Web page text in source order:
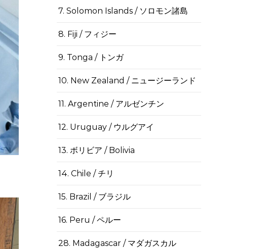
7. Solomon Islands / ソロモン諸島
8. Fiji / フィジー
9. Tonga / トンガ
10. New Zealand / ニュージーランド
11. Argentine / アルゼンチン
12. Uruguay / ウルグアイ
13. ボリビア / Bolivia
14. Chile / チリ
15. Brazil / ブラジル
16. Peru / ペルー
28. Madagascar / マダガスカル